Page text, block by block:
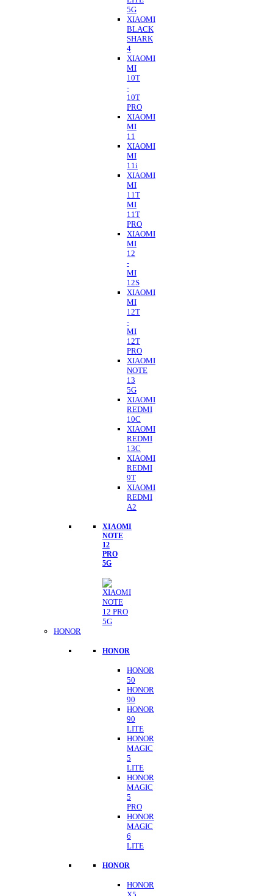
5G
XIAOMI
BLACK
SHARK
4
XIAOMI
MI
10T
-
10T
PRO
XIAOMI
MI
11
XIAOMI
MI
11i
XIAOMI
MI
11T
MI
11T
PRO
XIAOMI
MI
12
-
MI
12S
XIAOMI
MI
12T
-
MI
12T
PRO
XIAOMI
NOTE
13
5G
XIAOMI
REDMI
10C
XIAOMI
REDMI
13C
XIAOMI
REDMI
9T
XIAOMI
REDMI
A2
XIAOMI
NOTE
12
PRO
5G
HONOR
HONOR
HONOR
50
HONOR
90
HONOR
90
LITE
HONOR
MAGIC
5
LITE
HONOR
MAGIC
5
PRO
HONOR
MAGIC
6
LITE
HONOR
HONOR